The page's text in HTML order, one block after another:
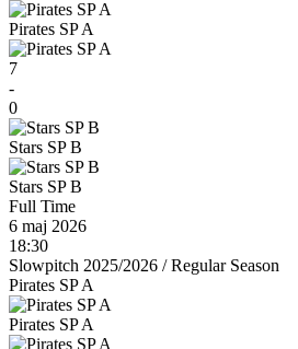
Pirates SP A
7
-
0
Stars SP B
Stars SP B
Full Time
6 maj 2026
18:30
Slowpitch 2025/2026 /Regular Season
Pirates SP A
Pirates SP A